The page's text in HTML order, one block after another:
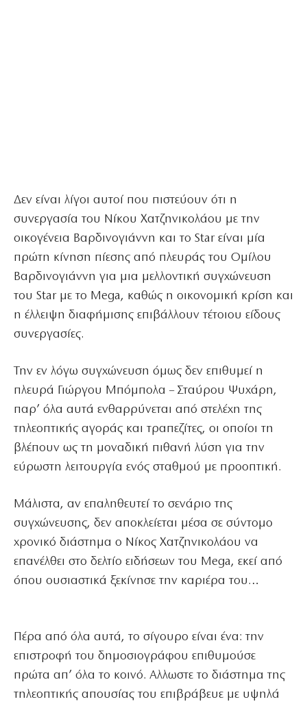
Δεν είναι λίγοι αυτοί που πιστεύουν ότι η
συνεργασία του Νίκου Χατζηνικολάου με την
οικογένεια Βαρδινογιάννη και το Star είναι μία
πρώτη κίνηση πίεσης από πλευράς του Ομίλου
Βαρδινογιάννη για μια μελλοντική συγχώνευση
του Star με το Μega, καθώς η οικονομική κρίση και
η έλλειψη διαφήμισης επιβάλλουν τέτοιου είδους
συνεργασίες.
Την εν λόγω συγχώνευση όμως δεν επιθυμεί η
πλευρά Γιώργου Μπόμπολα – Σταύρου Ψυχάρη,
παρ’ όλα αυτά ενθαρρύνεται από στελέχη της
τηλεοπτικής αγοράς και τραπεζίτες, οι οποίοι τη
βλέπουν ως τη μοναδική πιθανή λύση για την
εύρωστη λειτουργία ενός σταθμού με προοπτική.
Μάλιστα, αν επαληθευτεί το σενάριο της
συγχώνευσης, δεν αποκλείεται μέσα σε σύντομο
χρονικό διάστημα ο Νίκος Χατζηνικολάου να
επανέλθει στο δελτίο ειδήσεων του Mega, εκεί από
όπου ουσιαστικά ξεκίνησε την καριέρα του…
Πέρα από όλα αυτά, το σίγουρο είναι ένα: την
επιστροφή του δημοσιογράφου επιθυμούσε
πρώτα απ’ όλα το κοινό. Αλλωστε το διάστημα της
τηλεοπτικής απουσίας του επιβράβευε με υψηλά